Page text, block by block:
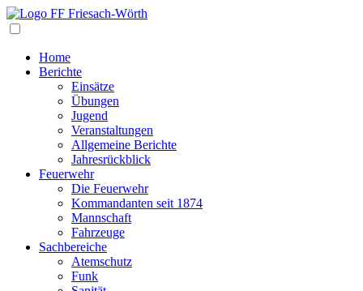
Home
Berichte
Einsätze
Übungen
Jugend
Veranstaltungen
Allgemeine Berichte
Jahresrückblick
Feuerwehr
Die Feuerwehr
Kommandanten seit 1874
Mannschaft
Fahrzeuge
Sachbereiche
Atemschutz
Funk